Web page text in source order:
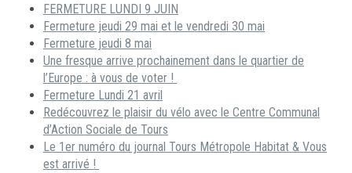
FERMETURE LUNDI 9 JUIN
Fermeture jeudi 29 mai et le vendredi 30 mai
Fermeture jeudi 8 mai
Une fresque arrive prochainement dans le quartier de
l’Europe : à vous de voter !
Fermeture Lundi 21 avril
Redécouvrez le plaisir du vélo avec le Centre Communal
d’Action Sociale de Tours
Le 1er numéro du journal Tours Métropole Habitat & Vous
est arrivé !